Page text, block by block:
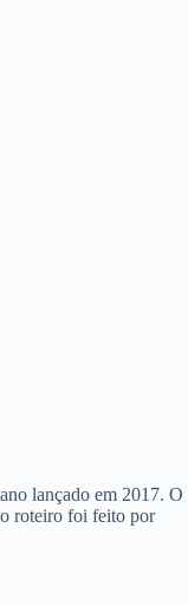
lançado em 2017. O
roteiro foi feito por